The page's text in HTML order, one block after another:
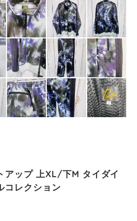
アップ 上XL/下M タイダイ
コレクション